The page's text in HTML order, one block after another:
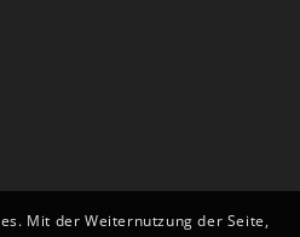
Mit der Weiternutzung der Seite,